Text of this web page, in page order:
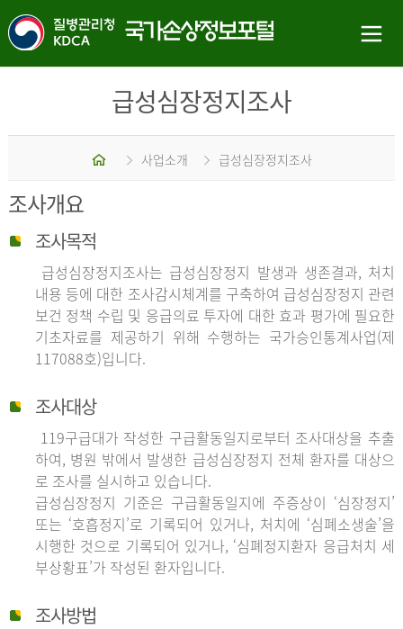
급성심장정지조사
홈 사업소개 급성심장정지조사
조사개요
조사목적
급성심장정지조사는 급성심장정지 발생과 생존결과, 처치
내용 등에 대한 조사감시체계를 구축하여 급성심장정지 관련
보건 정책 수립 및 응급의료 투자에 대한 효과 평가에 필요한
기초자료를 제공하기 위해 수행하는 국가승인통계사업(제
117088호)입니다.
조사대상
119구급대가 작성한 구급활동일지로부터 조사대상을 추출
하여, 병원 밖에서 발생한 급성심장정지 전체 환자를 대상으
로 조사를 실시하고 있습니다.
급성심장정지 기준은 구급활동일지에 주증상이 ‘심장정지’
또는 ‘호흡정지’로 기록되어 있거나, 처치에 ‘심폐소생술’을
시행한 것으로 기록되어 있거나, ‘심폐정지환자 응급처치 세
부상황표’가 작성된 환자입니다.
조사방법